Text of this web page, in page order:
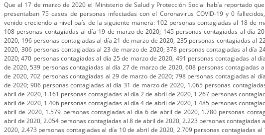
Que al 17 de marzo de 2020 el Ministerio de Salud y Protección Social había reportado
presentaban 75 casos de personas infectadas con el Coronavirus COVID-19 y 0
venido creciendo a nivel país de la siguiente manera: 102 personas contagiadas al 18 de
108 personas contagiadas al día 19 de marzo de 2020; 145 personas contagiadas al día
2020, 196 personas contagiadas al día 21 de marzo de 2020, 235 personas contagiadas al
2020, 306 personas contagiadas al 23 de marzo de 2020; 378 personas contagiadas al día
2020; 470 personas contagiadas al día 25 de marzo de 2020, 491 personas contagiadas al
de 2020, 539 personas contagiadas al día 27 de marzo de 2020, 608 personas contagiadas
de 2020, 702 personas contagiadas al 29 de marzo de 2020; 798 personas contagiadas al
de 2020; 906 personas contagiadas al día 31 de marzo de 2020, 1.065 personas
abril de 2020, 1.161 personas contagiadas al día 2 de abril de 2020, 1.267 personas
abril de 2020, 1.406 personas contagiadas al día 4 de abril de 2020, 1.485 personas
abril de 2020, 1.579 personas contagiadas al día 6 de abril de 2020, 1.780 personas
abril de 2020, 2.054 personas contagiadas al 8 de abril de 2020, 2.223 personas contagiadas
2020, 2.473 personas contagiadas al día 10 de abril de 2020, 2.709 personas contagiadas al